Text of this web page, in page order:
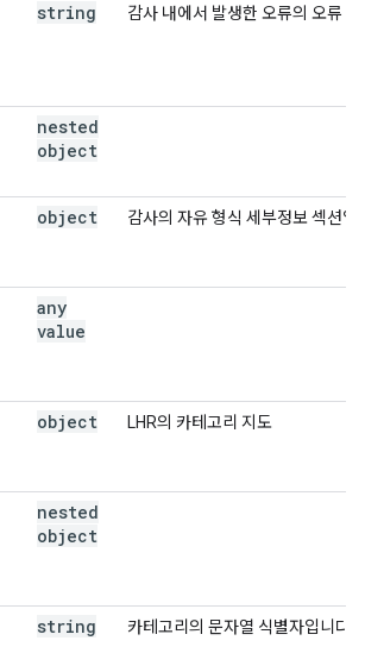
string 감사 내에서 발생한 오류의 오류
nested
object
object 감사의 자유 형식 세부정보 섹션입
any
value
object LHR의 카테고리 지도
nested
object
string 카테고리의 문자열 식별자입니다.